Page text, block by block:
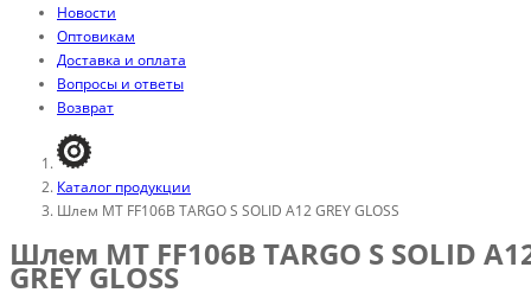
Новости
Оптовикам
Доставка и оплата
Вопросы и ответы
Возврат
Каталог продукции
Шлем MT FF106B TARGO S SOLID A12 GREY GLOSS
Шлем MT FF106B TARGO S SOLID
GREY GLOSS